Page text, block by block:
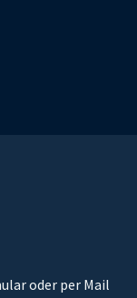
oder per Mail